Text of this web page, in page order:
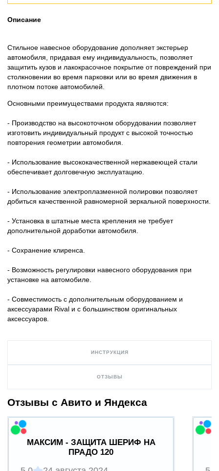
Описание
Стильное навесное оборудование дополняет экстерьер
автомобиля, придавая ему индивидуальность, позволяет
защитить кузов и лакокрасочное покрытие от повреждений при
столкновении во время парковки или во время движения в
плотном потоке автомобилей.
Основными преимуществами продукта являются:
- Производство на высокоточном оборудовании позволяет
изготовить индивидуальный продукт с высокой точностью
повторения геометрии автомобиля.
- Использование высококачественной нержавеющей стали
обеспечивает долговечную эксплуатацию.
- Использование электроплазменной полировки позволяет
добиться качественной равномерной зеркальной поверхности.
- Установка в штатные места крепления не требует
дополнительной доработки автомобиля.
- Сохранение клиренса.
- Возможность регулировки навесного оборудования при
установке на автомобиле.
- Совместимость с дополнительным оборудованием и
аксессуарами Rival и с большинством оригинальных
аксессуаров.
ИНСТРУКЦИЯ
ОТЗЫВЫ
Отзывы с Авито и Яндекса
МАКСИМ - ЗАЩИТА ШЕРИФ НА
ПРАДО 120